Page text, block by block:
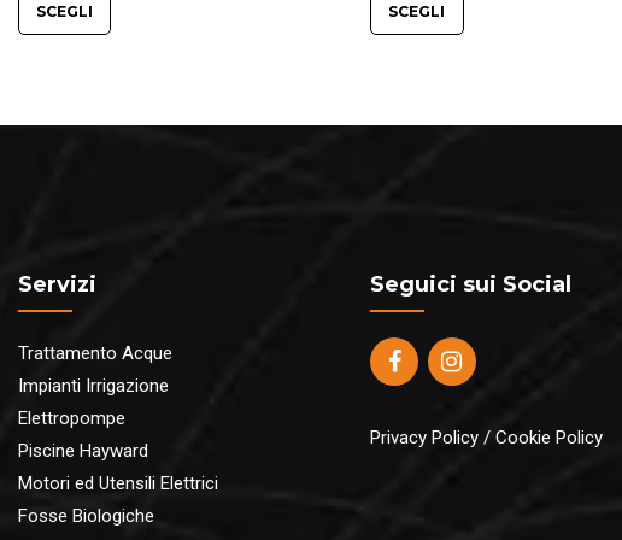
SCEGLI SCEGLI
Servizi
Trattamento Acque
Impianti Irrigazione
Elettropompe
Piscine Hayward
Motori ed Utensili Elettrici
Fosse Biologiche
Seguici sui Social
Privacy Policy / Cookie Policy